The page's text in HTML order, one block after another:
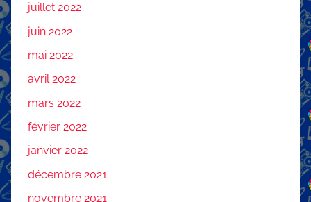
juillet 2022
juin 2022
mai 2022
avril 2022
mars 2022
février 2022
janvier 2022
décembre 2021
novembre 2021